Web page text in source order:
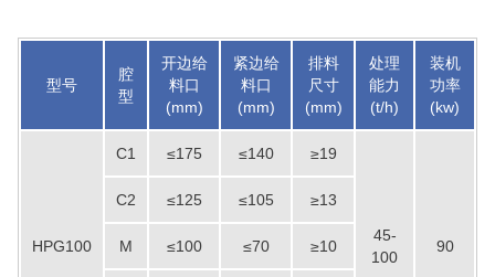
型号
腔
型
开边给
料口
(mm)
紧边给
料口
(mm)
排料
尺寸
(mm)
处理
能力
(t/h)
装机
功率
(kw)
HPG100
C1 ≤175 ≤140 ≥19
45-
100
90
C2 ≤125 ≤105 ≥13
M ≤100 ≤70 ≥10